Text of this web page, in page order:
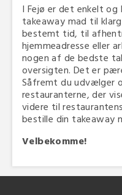
I Fejø er det enkelt
takeaway mad til
bestemt tid, til
hjemmeadresse eller
nogen af de bedste
oversigten. Det er
Såfremt du udvælger
restauranterne, der
videre til
bestille din takeaway
Velbekomme!